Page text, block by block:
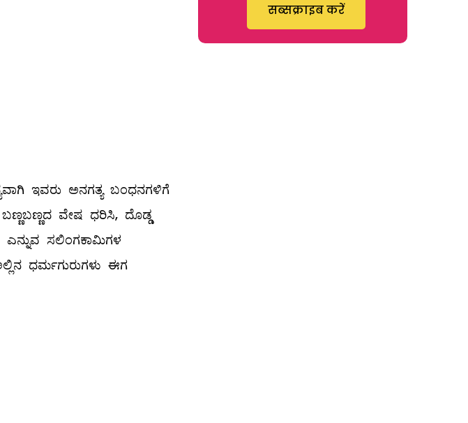
ಇವರು ಅನಗತ್ಯ ಬಂಧನಗಳಿಗೆ
ವೇಷ ಧರಿಸಿ, ದೊಡ್ಡ
ಸಲಿಂಗಕಾಮಿಗಳ
ಧರ್ಮಗುರುಗಳು ಈಗ
सब्सक्राइब करें